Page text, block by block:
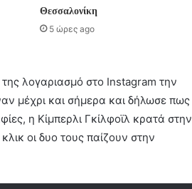
Θεσσαλονίκη
5 ώρες ago
λογαριασμό στο Instagram την
μέχρι και σήμερα και δήλωσε πως
η Κίμπερλι Γκίλφοϊλ κρατά στην
οι δυο τους παίζουν στην